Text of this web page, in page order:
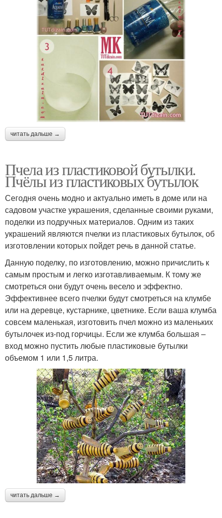
читать дальше →
Пчела из пластиковой бутылки.
Пчёлы из пластиковых бутылок
Сегодня очень модно и актуально иметь в доме или на
садовом участке украшения, сделанные своими руками,
поделки из подручных материалов. Одним из таких
украшений являются пчелки из пластиковых бутылок, об
изготовлении которых пойдет речь в данной статье.
Данную поделку, по изготовлению, можно причислить к
самым простым и легко изготавливаемым. К тому же
смотреться они будут очень весело и эффектно.
Эффективнее всего пчелки будут смотреться на клумбе
или на деревце, кустарнике, цветнике. Если ваша клумба
совсем маленькая, изготовить пчел можно из маленьких
бутылочек из-под горчицы. Если же клумба большая –
вход можно пустить любые пластиковые бутылки
объемом 1 или 1,5 литра.
читать дальше →